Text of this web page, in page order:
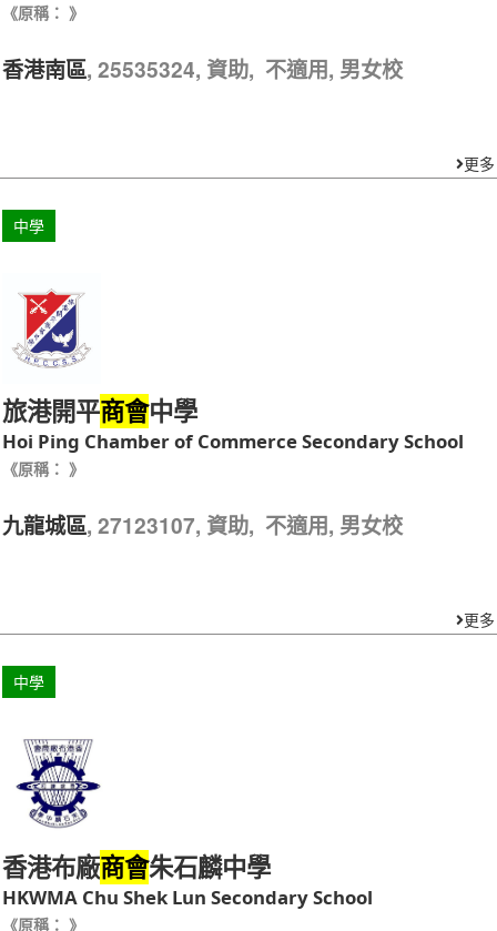
《原稱： 》
香港南區, 25535324, 資助, 不適用, 男女校
更多
中學
旅港開平商會中學
Hoi Ping Chamber of Commerce Secondary School
《原稱： 》
九龍城區, 27123107, 資助, 不適用, 男女校
更多
中學
香港布廠商會朱石麟中學
HKWMA Chu Shek Lun Secondary School
《原稱： 》